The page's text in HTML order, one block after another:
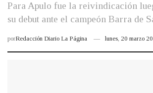
Para Apulo fue la reivindicación
su debut ante el campeón Barra de
porRedacción Diario La Página lunes, 20 marzo